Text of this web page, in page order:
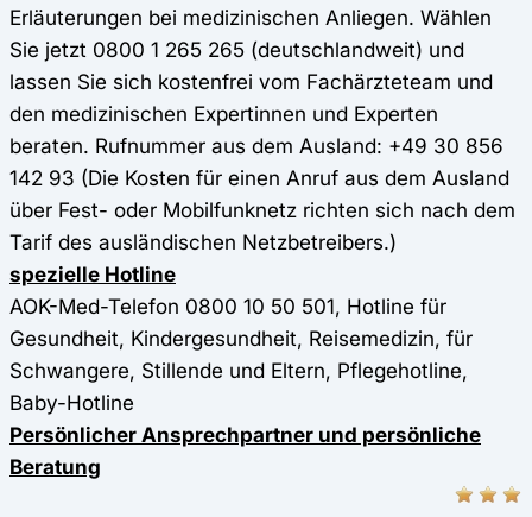
Erläuterungen bei medizinischen Anliegen. Wählen
Sie jetzt 0800 1 265 265 (deutschlandweit) und
lassen Sie sich kostenfrei vom Fachärzteteam und
den medizinischen Expertinnen und Experten
beraten. Rufnummer aus dem Ausland: +49 30 856
142 93 (Die Kosten für einen Anruf aus dem Ausland
über Fest- oder Mobilfunknetz richten sich nach dem
Tarif des ausländischen Netzbetreibers.)
spezielle Hotline
AOK-Med-Telefon 0800 10 50 501, Hotline für
Gesundheit, Kindergesundheit, Reisemedizin, für
Schwangere, Stillende und Eltern, Pflegehotline,
Baby-Hotline
Persönlicher Ansprechpartner und persönliche
Beratung